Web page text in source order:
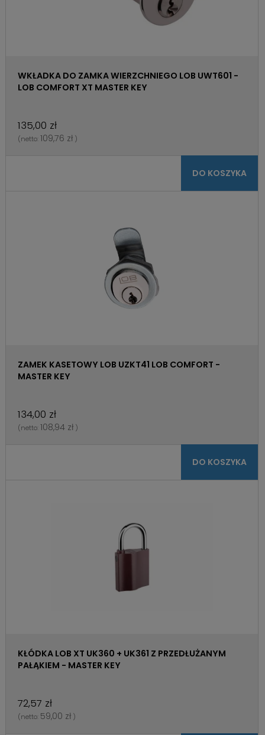
WKŁADKA DO ZAMKA WIERZCHNIEGO LOB UWT601 -
LOB COMFORT XT MASTER KEY
135,00 zł
(netto: 109,76 zł )
DO KOSZYKA
ZAMEK KASETOWY LOB UZKT41 LOB COMFORT -
MASTER KEY
134,00 zł
(netto: 108,94 zł )
DO KOSZYKA
KŁÓDKA LOB XT UK360 + UK361 Z PRZEDŁUŻANYM
PAŁĄKIEM - MASTER KEY
72,57 zł
(netto: 59,00 zł )